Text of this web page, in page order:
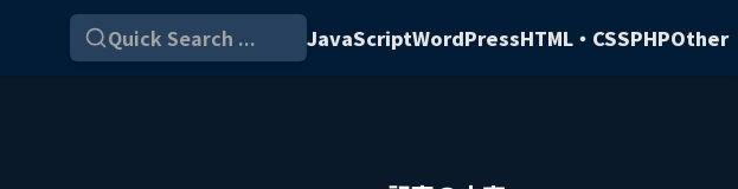
Quick Search ... JavaScriptWordPressHTML・CSSPHPOther